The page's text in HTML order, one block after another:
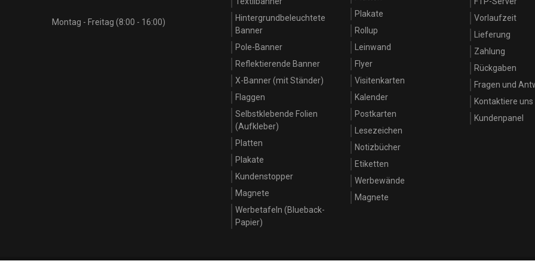
Montag - Freitag (8:00 - 16:00)
Hintergrundbeleuchtete
Banner
Pole-Banner
Reflektierende Banner
X-Banner (mit Ständer)
Flaggen
Selbstklebende Folien
(Aufkleber)
Platten
Plakate
Kundenstopper
Magnete
Werbetafeln (Blueback-
Papier)
Plakate
Rollup
Leinwand
Flyer
Visitenkarten
Kalender
Postkarten
Lesezeichen
Notizbücher
Etiketten
Werbewände
Magnete
Vorlaufzeit
Lieferung
Zahlung
Rückgaben
Fragen und
Kontaktiere uns
Kundenpanel